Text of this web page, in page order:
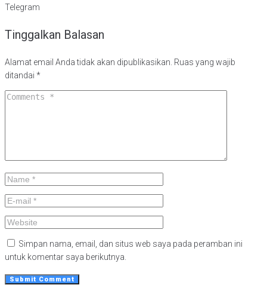
Telegram
Tinggalkan Balasan
Alamat email Anda tidak akan dipublikasikan. Ruas yang wajib
ditandai *
Simpan nama, email, dan situs web saya pada peramban ini
untuk komentar saya berikutnya.